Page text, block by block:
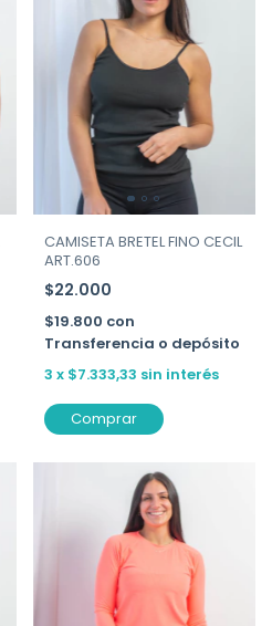
CAMISETA BRETEL FINO CECIL
ART.606
$22.000
$19.800 con
Transferencia o depósito
3 x $7.333,33 sin interés
Comprar